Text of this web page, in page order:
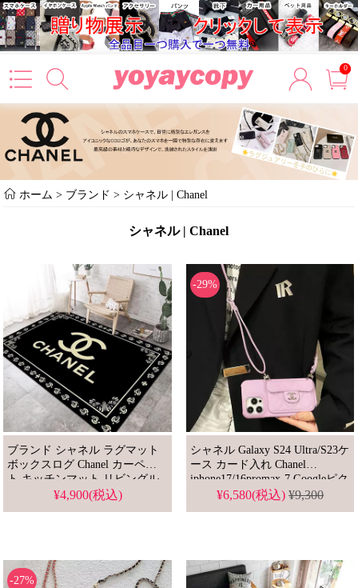
0
ホーム > ブランド > シャネル | Chanel
シャネル | Chanel
ブランド シャネル ラグマット
ボックスログ Chanel カーペッ
ト キッチンマット リビングル
ームマット 滑り止め 室内ラグ
¥4,900(税込)
-29%
シャネル Galaxy S24 Ultra/S23ケ
ース カード入れ Chanel
iphone17/16promax-7 Googleピク
セル9 スマホケース ショルダー
¥6,580(税込)¥9,300
-27%